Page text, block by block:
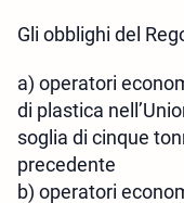
Gli obblighi del
a) operatori
di plastica
soglia di cinque
precedente
b) operatori